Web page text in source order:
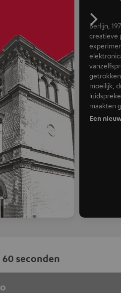
Berlijn,
creatieve
moeilijk,
maakten
Een
60 seconden